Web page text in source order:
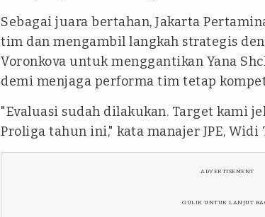
Sebagai juara bertahan, Jakarta
tim dan mengambil langkah strategis
Voronkova untuk menggantikan Yana
demi menjaga performa tim tetap
"Evaluasi sudah dilakukan. Target kami
Proliga tahun ini," kata manajer JPE, Widi
ADVERTISEMENT
GULIR UNTUK LANJUT